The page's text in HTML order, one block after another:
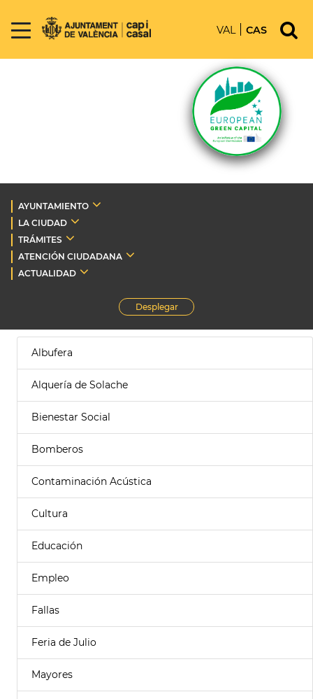
VAL CAS
AYUNTAMIENTO
LA CIUDAD
TRÁMITES
ATENCIÓN CIUDADANA
ACTUALIDAD
Desplegar
Albufera
Alquería de Solache
Bienestar Social
Bomberos
Contaminación Acústica
Cultura
Educación
Empleo
Fallas
Feria de Julio
Mayores